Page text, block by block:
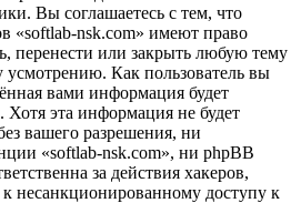
Вы соглашаетесь с тем, что
«softlab-nsk.com» имеют право
перенести или закрыть любую тему
Как пользователь вы
вами информация будет
Хотя эта информация не будет
вашего разрешения, ни
«softlab-nsk.com», ни phpBB
за действия хакеров,
несанкционированному доступу к